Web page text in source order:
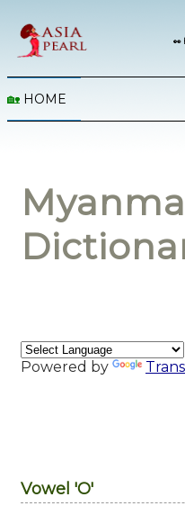
👀
🏡 HOME
Powered by
Vowel 'O'